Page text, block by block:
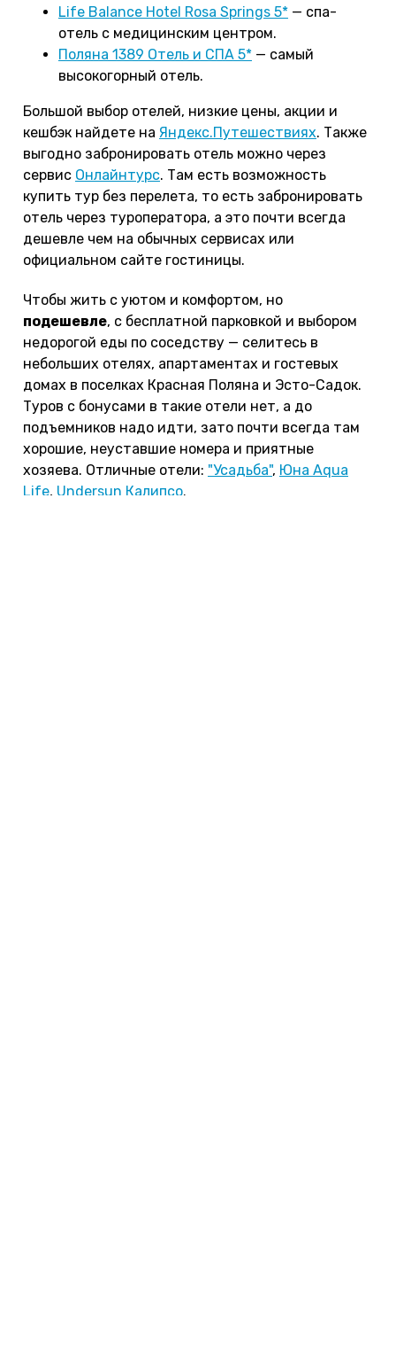
Life Balance Hotel Rosa Springs 5* — спа-
отель с медицинским центром.
Поляна 1389 Отель и СПА 5* — самый
высокогорный отель.
Большой выбор отелей, низкие цены, акции и
кешбэк найдете на Яндекс.Путешествиях. Также
выгодно забронировать отель можно через
сервис Онлайнтурс. Там есть возможность
купить тур без перелета, то есть забронировать
отель через туроператора, а это почти всегда
дешевле чем на обычных сервисах или
официальном сайте гостиницы.
Чтобы жить с уютом и комфортом, но
подешевле, с бесплатной парковкой и выбором
недорогой еды по соседству — селитесь в
небольших отелях, апартаментах и гостевых
домах в поселках Красная Поляна и Эсто-Садок.
Туров с бонусами в такие отели нет, а до
подъемников надо идти, зато почти всегда там
хорошие, неуставшие номера и приятные
хозяева. Отличные отели: "Усадьба", Юна Aqua
Life, Undersun Калипсо.